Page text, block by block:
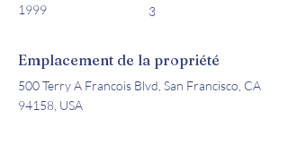
1999
3
Emplacement de la propriété
500 Terry A Francois Blvd, San Francisco, CA
94158, USA